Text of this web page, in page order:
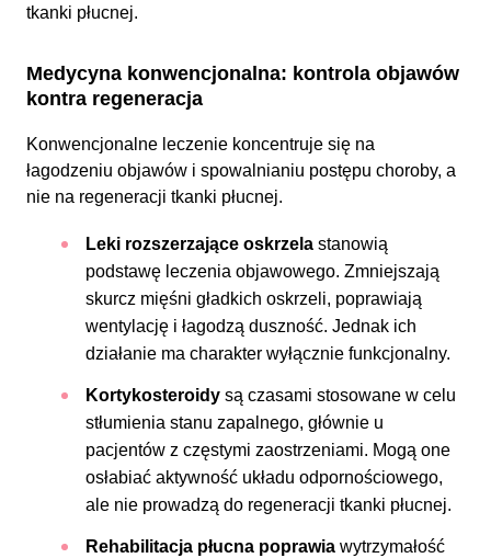
tkanki płucnej.
Medycyna konwencjonalna: kontrola objawów
kontra regeneracja
Konwencjonalne leczenie koncentruje się na
łagodzeniu objawów i spowalnianiu postępu choroby, a
nie na regeneracji tkanki płucnej.
Leki rozszerzające oskrzela stanowią
podstawę leczenia objawowego. Zmniejszają
skurcz mięśni gładkich oskrzeli, poprawiają
wentylację i łagodzą duszność. Jednak ich
działanie ma charakter wyłącznie funkcjonalny.
Kortykosteroidy są czasami stosowane w celu
stłumienia stanu zapalnego, głównie u
pacjentów z częstymi zaostrzeniami. Mogą one
osłabiać aktywność układu odpornościowego,
ale nie prowadzą do regeneracji tkanki płucnej.
Rehabilitacja płucna poprawia wytrzymałość